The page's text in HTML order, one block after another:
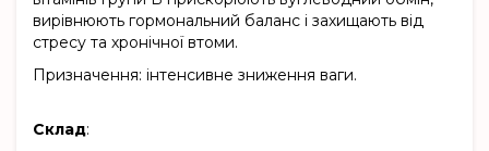
вирівнюють гормональний баланс і захищають від
стресу та хронічної втоми.
Призначення: інтенсивне зниження ваги.
Склад: